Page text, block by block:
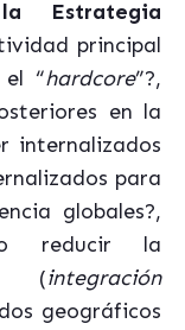
Estrategia
principal
“hardcore”?,
en la
internalizados
para
globales?,
o reducir la
(integración
geográficos